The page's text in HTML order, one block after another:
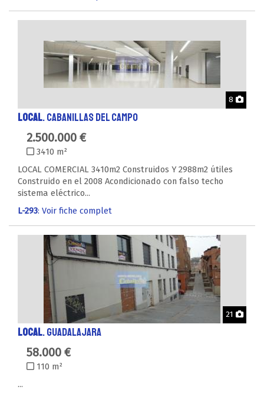
8
LOCAL. CABANILLAS DEL CAMPO
2.500.000 €
3410 m²
LOCAL COMERCIAL 3410m2 Construidos Y 2988m2 útiles
Construido en el 2008 Acondicionado con falso techo
sistema eléctrico...
L-293: Voir fiche complet
21
LOCAL. GUADALAJARA
58.000 €
110 m²
...